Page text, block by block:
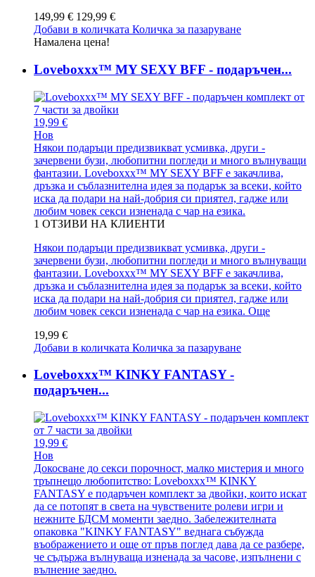
149,99 € 129,99 €
Добави в количката Количка за пазаруване
Намалена цена!
Loveboxxx™ MY SEXY BFF - подаръчен...
19,99 €
Нов
Някои подаръци предизвикват усмивка, други -
зачервени бузи, любопитни погледи и много вълнуващи
фантазии. Loveboxxx™ MY SEXY BFF е закачлива,
дръзка и съблазнителна идея за подарък за всеки, който
иска да подари на най-добрия си приятел, гадже или
любим човек секси изненада с чар на езика.
1 ОТЗИВИ НА КЛИЕНТИ
Някои подаръци предизвикват усмивка, други -
зачервени бузи, любопитни погледи и много вълнуващи
фантазии. Loveboxxx™ MY SEXY BFF е закачлива,
дръзка и съблазнителна идея за подарък за всеки, който
иска да подари на най-добрия си приятел, гадже или
любим човек секси изненада с чар на езика. Още
19,99 €
Добави в количката Количка за пазаруване
Loveboxxx™ KINKY FANTASY -
подаръчен...
19,99 €
Нов
Докосване до секси порочност, малко мистерия и много
тръпнещо любопитство: Loveboxxx™ KINKY
FANTASY е подаръчен комплект за двойки, които искат
да се потопят в света на чувствените ролеви игри и
нежните БДСМ моменти заедно. Забележителната
опаковка "KINKY FANTASY" веднага събужда
въображението и още от пръв поглед дава да се разбере,
че съдържа вълнуваща изненада за часове, изпълнени с
вълнение заедно.